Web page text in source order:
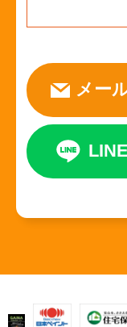
メー